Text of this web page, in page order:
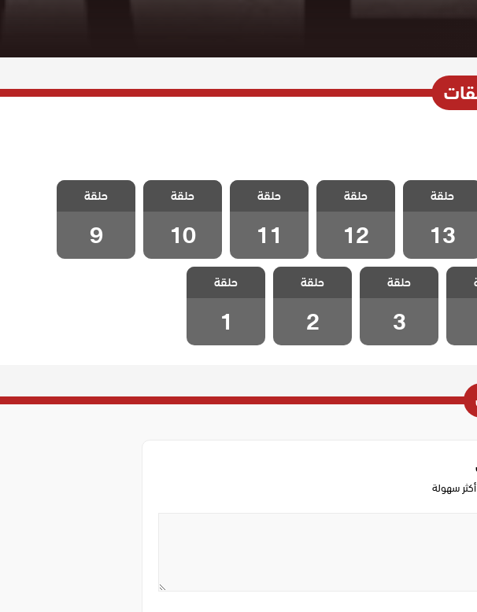
مسلسل حلقة
الحلقة 13
حلقة
13
مسلسل حلقة
الحلقة 12
حلقة
12
مسلسل حلقة
الحلقة 11
حلقة
11
مسلسل حلقة
الحلقة 10
حلقة
10
مسلسل حلقة
الحلقة 9
حلقة
9
مسلسل حلقة
الحلقة 3
حلقة
3
مسلسل حلقة
الحلقة 2
حلقة
2
مسلسل حلقة
الحلقة 1
حلقة
1
سهولة